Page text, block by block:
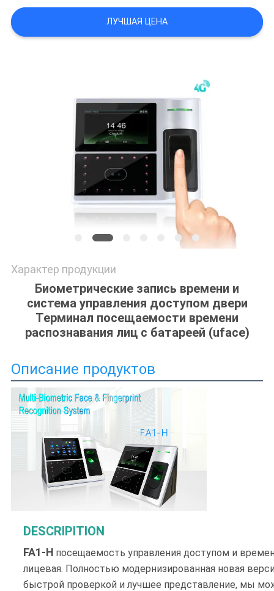
ЛУЧШАЯ ЦЕНА
Характер продукции
Биометрические запись времени и
система управления доступом двери
Терминал посещаемости времени
распознавания лиц с батареей (uface)
Описание продуктов
DESCRIPITION
FA1-H посещаемость управления доступом и
лицевая. Полностью модернизированная новая
быстрой проверкой и лучшее представление, мы